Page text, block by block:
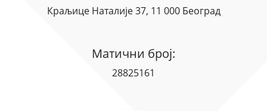
Краљице Наталије 37, 11 000 Београд
Матични број:
28825161